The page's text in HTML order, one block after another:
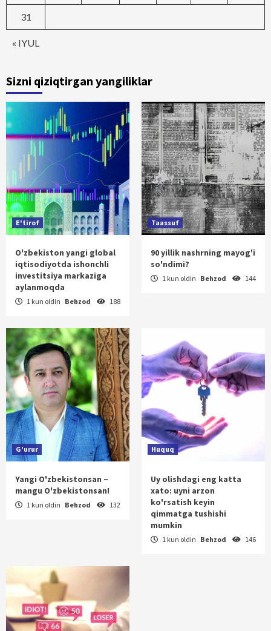
« IYUL
31
Sizni qiziqtirgan yangiliklar
E'tirof
O'zbekiston yangi global
iqtisodiyotda ishonchli
investitsiya markaziga
aylanmoqda
1 kun oldin Behzod 188
Taassuf
90 yillik nashrning mayog'i
so'ndimi?
1 kun oldin Behzod 144
G'urur
Yangi O'zbekistonsan –
mangu O'zbekistonsan!
1 kun oldin Behzod 132
Huquq
Uy olishdagi eng katta
xato: uyni arzon
ko'rsatish keyin
qimmatga tushishi
mumkin
1 kun oldin Behzod 146